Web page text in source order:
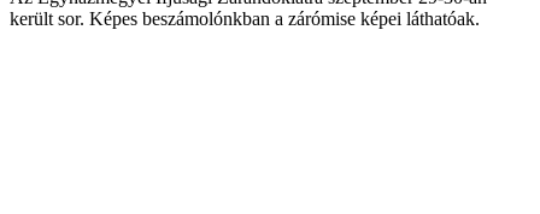
került sor. Képes beszámolónkban a zárómise képei láthatóak.